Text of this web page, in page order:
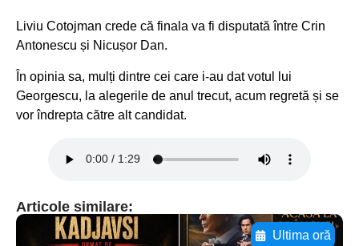
Liviu Cotojman crede că finala va fi disputată între Crin
Antonescu și Nicușor Dan.
În opinia sa, mulți dintre cei care i-au dat votul lui
Georgescu, la alegerile de anul trecut, acum regretă și se
vor îndrepta către alt candidat.
Articole similare:
Ultima oră